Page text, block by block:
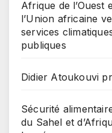
Afrique de l’Ouest
l’Union africaine
services
publiques
Didier Atoukouvi
Sécurité
du Sahel et